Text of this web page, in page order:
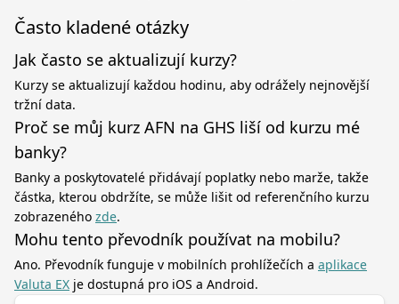
Často kladené otázky
Jak často se aktualizují kurzy?
Kurzy se aktualizují každou hodinu, aby odrážely nejnovější
tržní data.
Proč se můj kurz AFN na GHS liší od kurzu mé
banky?
Banky a poskytovatelé přidávají poplatky nebo marže, takže
částka, kterou obdržíte, se může lišit od referenčního kurzu
zobrazeného zde.
Mohu tento převodník používat na mobilu?
Ano. Převodník funguje v mobilních prohlížečích a aplikace
Valuta EX je dostupná pro iOS a Android.